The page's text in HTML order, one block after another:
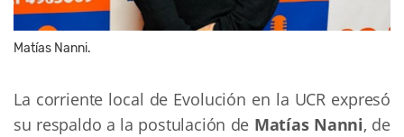
Matías Nanni.
La corriente local de Evolución en la UCR expresó
su respaldo a la postulación de Matías Nanni, de